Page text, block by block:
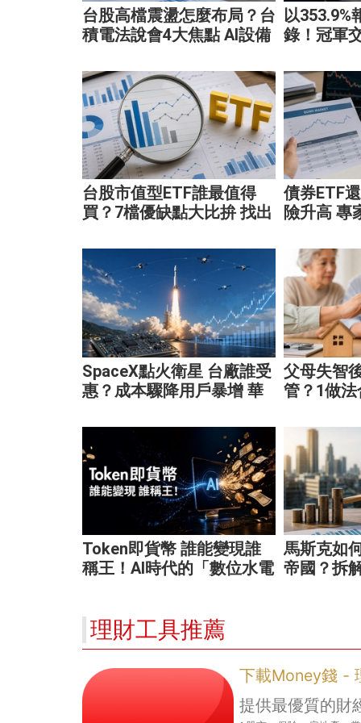
台股高檔震盪怎麼布局？台
積電法說會4大焦點 AI設備
以353.9%
錄！冠軍
台股市值型ETF誰最值得
買？7檔優缺點大比拚 找出
債券ETF
險升高 專
SpaceX點火衛星 台廠誰受
惠？成本驟降用戶暴增 華
父母失智
管？1做
Token即貨幣 誰能變現誰
稱王！AI時代的「數位水電
馬斯克如
帝國？拆
理財工具推薦
下載Money錢 -
提供最優質的財